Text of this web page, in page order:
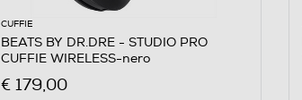
CUFFIE
BEATS BY DR.DRE - STUDIO PRO
CUFFIE WIRELESS-nero
€ 179,00